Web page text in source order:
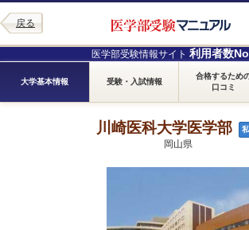
戻る
医学部受験情報サイト 利用者数
大学基本情報 受験・入試情報
合格するため
口コミ
川崎医科大学医学部
岡山県